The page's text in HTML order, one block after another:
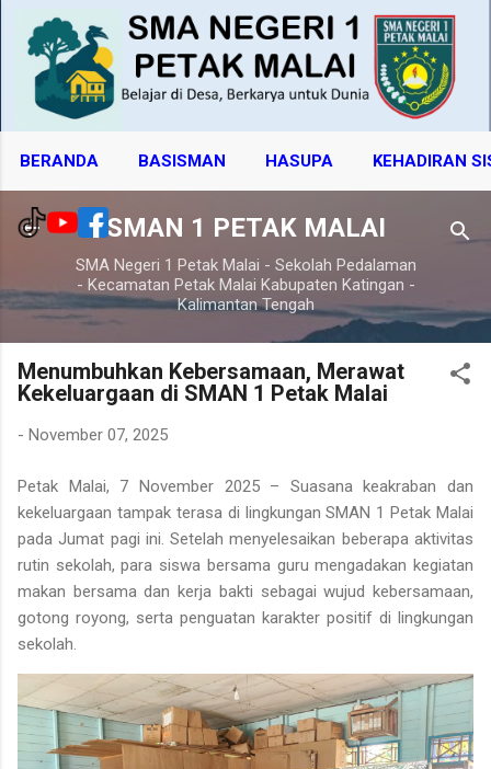
BERANDA BASISMAN HASUPA KEHADIRAN
Langsung ke konten utama
SMAN 1 PETAK MALAI
SMA Negeri 1 Petak Malai - Sekolah Pedalaman
- Kecamatan Petak Malai Kabupaten Katingan -
Kalimantan Tengah
Menumbuhkan Kebersamaan, Merawat
Kekeluargaan di SMAN 1 Petak Malai
- November 07, 2025
Petak Malai, 7 November 2025– Suasana keakraban dan
kekeluargaan tampak terasa di lingkunganSMAN 1 Petak Malai
pada Jumat pagi ini. Setelah menyelesaikan beberapa aktivitas
rutin sekolah, para siswa bersama guru mengadakan kegiatan
makan bersama dan kerja bakti sebagai wujud kebersamaan,
gotong royong, serta penguatan karakter positif di lingkungan
sekolah.